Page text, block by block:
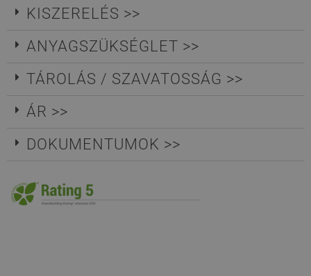
KISZERELÉS >>
ANYAGSZÜKSÉGLET >>
TÁROLÁS / SZAVATOSSÁG >>
ÁR >>
DOKUMENTUMOK >>